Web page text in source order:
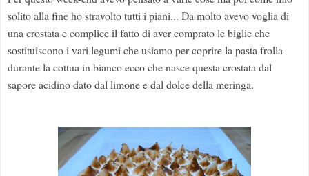
solito alla fine ho stravolto tutti i piani... Da molto avevo voglia di
una crostata e complice il fatto di aver comprato le biglie che
sostituiscono i vari legumi che usiamo per coprire la pasta frolla
durante la cottua in bianco ecco che nasce questa crostata dal
sapore acidino dato dal limone e dal dolce della meringa.